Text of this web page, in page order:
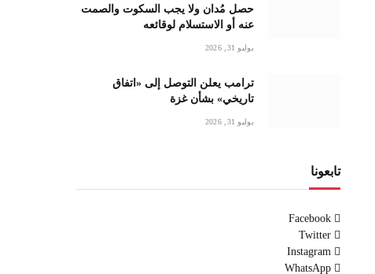
حصل مُدان ولا يجب السكوت والصمت
عنه أو الاستسلام لوقائعه
يوليو 31, 2026
ترامب يعلن التوصل إلى «اتفاق
تاريخي» بشأن غزة
يوليو 31, 2026
تابعونا
Facebook
Twitter
Instagram
WhatsApp